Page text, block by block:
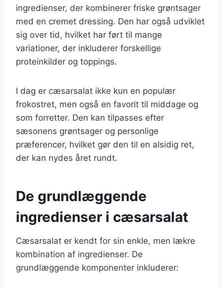
ingredienser, der kombinerer friske grøntsager
med en cremet dressing. Den har også udviklet
sig over tid, hvilket har ført til mange
variationer, der inkluderer forskellige
proteinkilder og toppings.
I dag er cæsarsalat ikke kun en populær
frokostret, men også en favorit til middage og
som forretter. Den kan tilpasses efter
sæsonens grøntsager og personlige
præferencer, hvilket gør den til en alsidig ret,
der kan nydes året rundt.
De grundlæggende
ingredienser i cæsarsalat
Cæsarsalat er kendt for sin enkle, men lækre
kombination af ingredienser. De
grundlæggende komponenter inkluderer: